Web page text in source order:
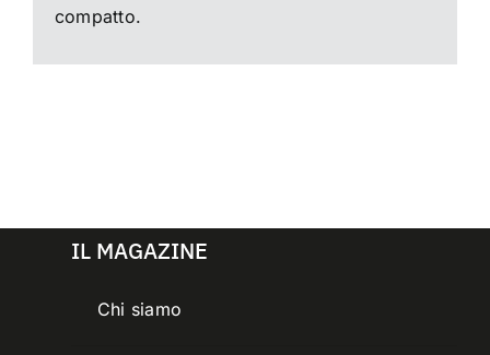
compatto.
IL MAGAZINE
Chi siamo